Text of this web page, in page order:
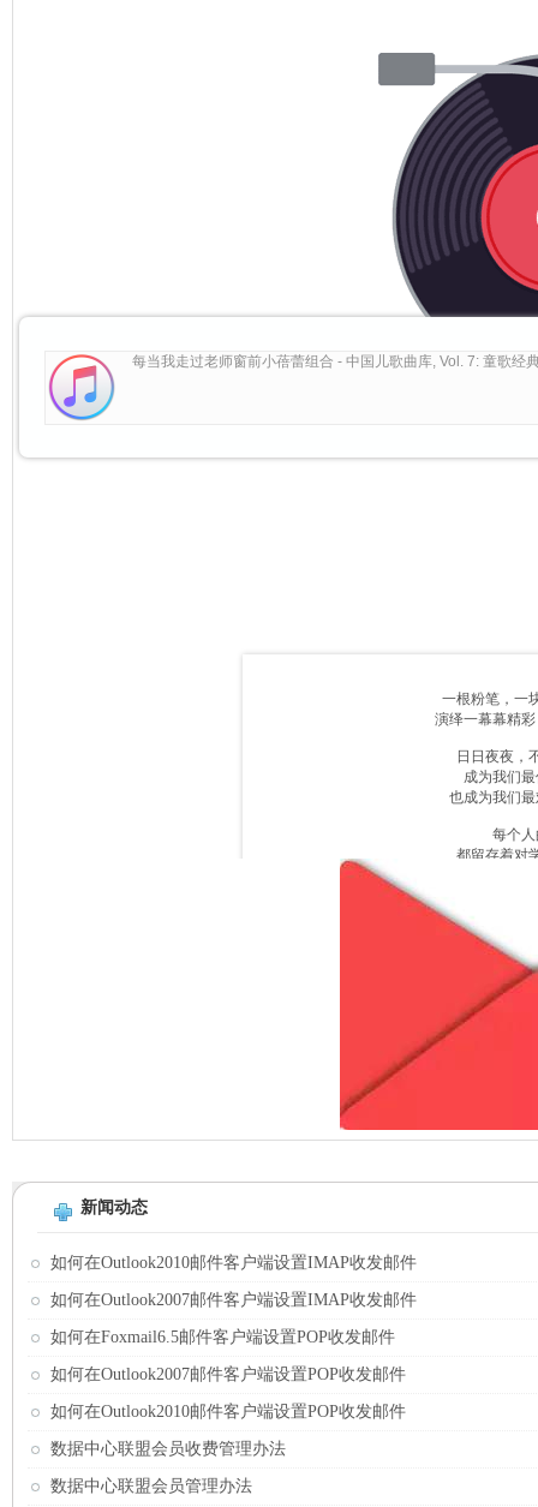
新闻动态
如何在Outlook2010邮件客户端设置IMAP收发邮件
如何在Outlook2007邮件客户端设置IMAP收发邮件
如何在Foxmail6.5邮件客户端设置POP收发邮件
如何在Outlook2007邮件客户端设置POP收发邮件
如何在Outlook2010邮件客户端设置POP收发邮件
数据中心联盟会员收费管理办法
数据中心联盟会员管理办法
每当我走过老师窗前小蓓蕾组合 - 中国儿歌曲库, Vol. 7: 童歌经
一根粉笔， 一
演绎一幕幕精
日日夜夜，
成为我们
也成为我们
每个
都留存着对
春去
心
在教师节这
真诚地说一声